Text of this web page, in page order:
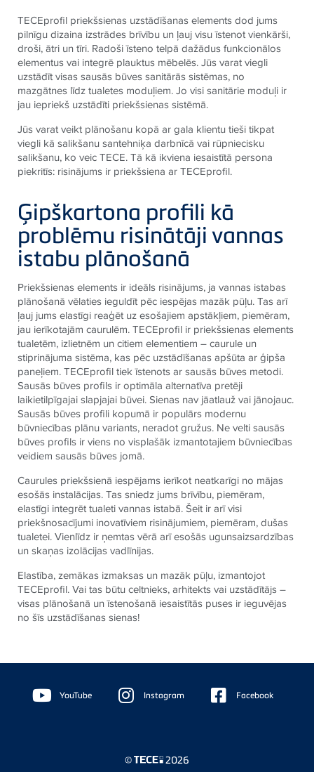
TECEprofil priekšsienas uzstādīšanas elements dod jums
pilnīgu dizaina izstrādes brīvību un ļauj visu īstenot vienkārši,
droši, ātri un tīri. Radoši īsteno telpā dažādus funkcionālos
elementus vai integrē plauktus mēbelēs. Jūs varat viegli
uzstādīt visas sausās būves sanitārās sistēmas, no
mazgātnes līdz tualetes moduļiem. Jo visi sanitārie moduļi ir
jau iepriekš uzstādīti priekšsienas sistēmā.
Jūs varat veikt plānošanu kopā ar gala klientu tieši tikpat
viegli kā salikšanu santehniķa darbnīcā vai rūpniecisku
salikšanu, ko veic TECE. Tā kā ikviena iesaistītā persona
piekritīs: risinājums ir priekšsiena ar TECEprofil.
Ģipškartona profili kā
problēmu risinātāji vannas
istabu plānošanā
Priekšsienas elements ir ideāls risinājums, ja vannas istabas
plānošanā vēlaties ieguldīt pēc iespējas mazāk pūļu. Tas arī
ļauj jums elastīgi reaģēt uz esošajiem apstākļiem, piemēram,
jau ierīkotajām caurulēm. TECEprofil ir priekšsienas elements
tualetēm, izlietnēm un citiem elementiem – caurule un
stiprinājuma sistēma, kas pēc uzstādīšanas apšūta ar ģipša
paneļiem. TECEprofil tiek īstenots ar sausās būves metodi.
Sausās būves profils ir optimāla alternatīva pretēji
laikietilpīgajai slapjajai būvei. Sienas nav jāatlauž vai jānojauc.
Sausās būves profili kopumā ir populārs modernu
būvniecības plānu variants, neradot gružus. Ne velti sausās
būves profils ir viens no visplašāk izmantotajiem būvniecības
veidiem sausās būves jomā.
Caurules priekšsienā iespējams ierīkot neatkarīgi no mājas
esošās instalācijas. Tas sniedz jums brīvību, piemēram,
elastīgi integrēt tualeti vannas istabā. Šeit ir arī visi
priekšnosacījumi inovatīviem risinājumiem, piemēram, dušas
tualetei. Vienlīdz ir ņemtas vērā arī esošās ugunsaizsardzības
un skaņas izolācijas vadlīnijas.
Elastība, zemākas izmaksas un mazāk pūļu, izmantojot
TECEprofil. Vai tas būtu celtnieks, arhitekts vai uzstādītājs –
visas plānošanā un īstenošanā iesaistītās puses ir ieguvējas
no šīs uzstādīšanas sienas!
Floating
Sidebar YouTube Instagram Facebook
© 2026